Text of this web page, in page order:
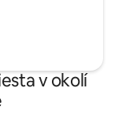
v okolí